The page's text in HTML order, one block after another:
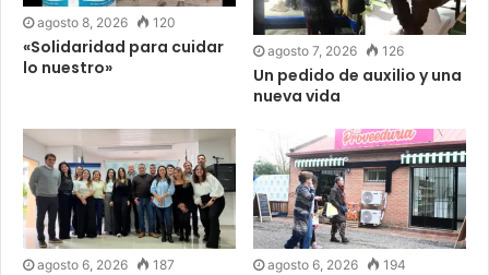
agosto 8, 2026 120
«Solidaridad para cuidar
lo nuestro»
agosto 7, 2026 126
Un pedido de auxilio y una
nueva vida
agosto 6, 2026 187 agosto 6, 2026 194